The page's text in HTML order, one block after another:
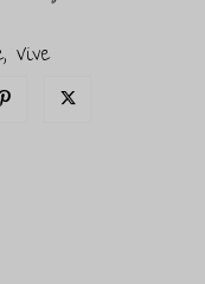
Vive